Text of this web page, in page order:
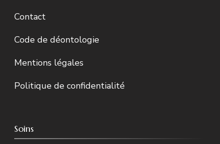
Contact
Code de déontologie
Mentions légales
Politique de confidentialité
Soins